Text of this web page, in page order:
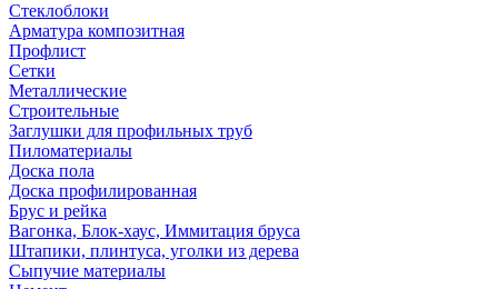
Стеклоблоки
Арматура композитная
Профлист
Сетки
Металлические
Строительные
Заглушки для профильных труб
Пиломатериалы
Доска пола
Доска профилированная
Брус и рейка
Вагонка, Блок-хаус, Иммитация бруса
Штапики, плинтуса, уголки из дерева
Сыпучие материалы